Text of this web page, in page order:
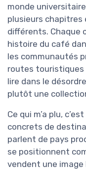
monde
plusieurs chapitres
différents. Chaque
histoire du café
les communautés
routes touristiques
lire dans le
plutôt une
Ce qui m’a plu,
concrets de
parlent de pays
se positionnent
vendent une